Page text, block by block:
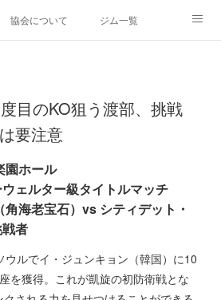
協会について ジム一覧
目のKO狙う渡部、挑戦
要注意
園ホール
ェルター級タイトルマッチ
海老宝石）vs シティデット・
者
ルでイ・ジュンキョン（韓国）に10
を獲得。これが凱旋の初防衛戦とな